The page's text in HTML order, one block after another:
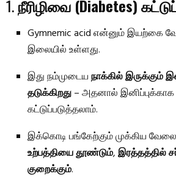
1.நீரிழிவை (Diabetes)
Gymnemic acid என்னும் இயற்கை
இலையில் உள்ளது.
இது நம்முடையநாக்கில் இருக்கும்
தடுக்கிறது– அதனால்
கட்டுப்படுத்தலாம்.
இக்கொடி பங்கேற்கும் முக்கிய
உற்பத்தியை தூண்டும்,இரத்தத்தில்
குறைக்கும்.